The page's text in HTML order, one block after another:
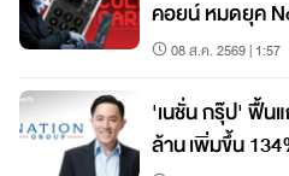
คอยน์ หมดยุค Not Your Keys, Not Your
Coins?
08 ส.ค. 2569 | 1:57
'เนชั่น กรุ๊ป' ฟื้น
ล้าน เพิ่มขึ้น